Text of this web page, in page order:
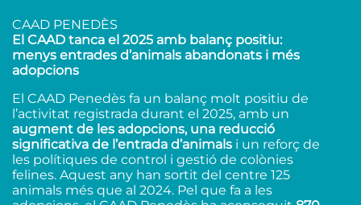
CAAD PENEDÈS
El CAAD tanca el 2025 amb balanç positiu:
menys entrades d’animals abandonats i més
adopcions
El CAAD Penedès fa un balanç molt positiu de
l’activitat registrada durant el 2025, amb un
augment de les adopcions, una reducció
significativa de l’entrada d’animals i un reforç de
les polítiques de control i gestió de colònies
felines. Aquest any han sortit del centre 125
animals més que al 2024. Pel que fa a les